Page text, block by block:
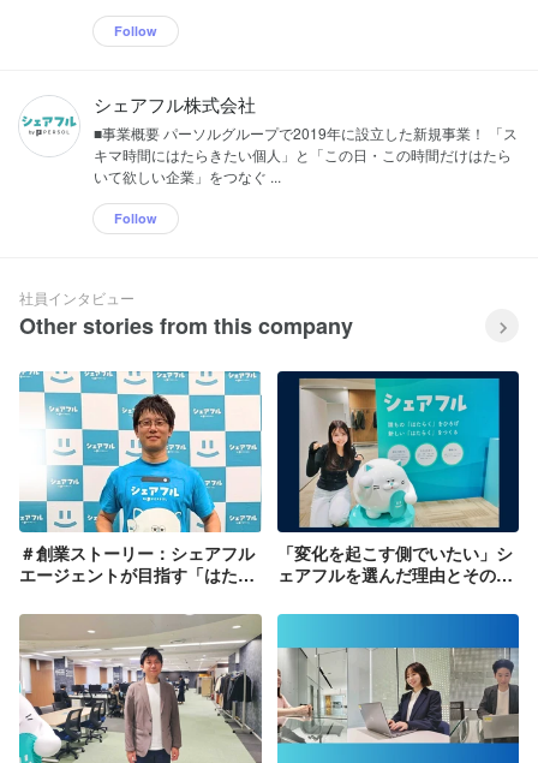
Follow
シェアフル株式会社
■事業概要 パーソルグループで2019年に設立した新規事業！ 「ス
キマ時間にはたらきたい個人」と「この日・この時間だけはたら
いて欲しい企業」をつなぐ ...
Follow
社員インタビュー
Other stories from this company
＃創業ストーリー：シェアフル
エージェントが目指す「はたら
とができる」とは
「変化を起こす側でいたい」シ
ェアフルを選んだ理由とその先